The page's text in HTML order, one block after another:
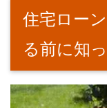
住宅ロー
る前に知